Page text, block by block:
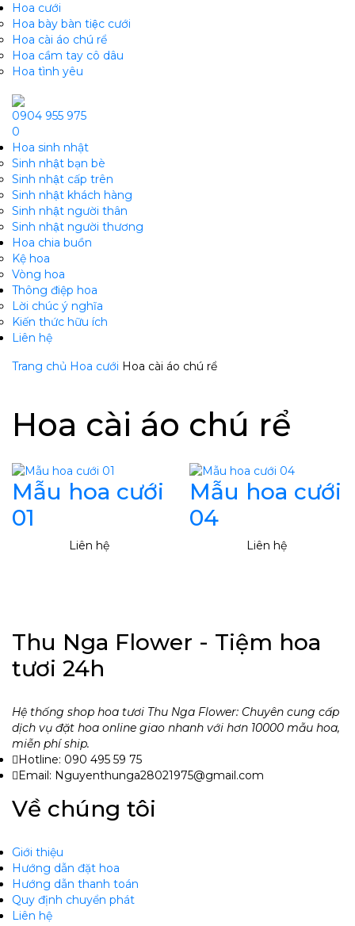
Hoa cưới
Hoa bày bàn tiệc cưới
Hoa cài áo chú rể
Hoa cầm tay cô dâu
Hoa tình yêu
0904 955 975
0
Hoa sinh nhật
Sinh nhật bạn bè
Sinh nhật cấp trên
Sinh nhật khách hàng
Sinh nhật người thân
Sinh nhật người thương
Hoa chia buồn
Kệ hoa
Vòng hoa
Thông điệp hoa
Lời chúc ý nghĩa
Kiến thức hữu ích
Liên hệ
Trang chủ Hoa cưới Hoa cài áo chú rể
Hoa cài áo chú rể
Mẫu hoa cưới
01
Liên hệ
Mẫu hoa cưới
04
Liên hệ
Thu Nga Flower - Tiệm hoa
tươi 24h
Hệ thống shop hoa tươi Thu Nga Flower: Chuyên cung cấp
dịch vụ đặt hoa online giao nhanh với hơn 10000 mẫu hoa,
miễn phí ship.
Hotline: 090 495 59 75
Email: Nguyenthunga28021975@gmail.com
Về chúng tôi
Giới thiệu
Hướng dẫn đặt hoa
Hướng dẫn thanh toán
Quy định chuyển phát
Liên hệ